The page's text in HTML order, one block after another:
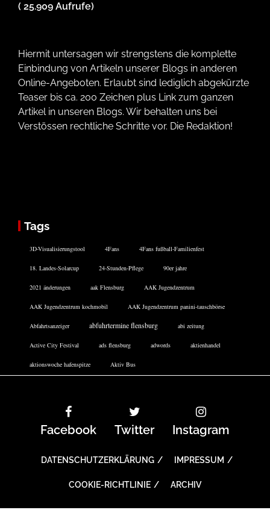
( 25.909 Aufrufe)
Hiermit untersagen wir strengstens die komplette
Einbindung von Artikeln unserer Blogs in anderen
Online-Angeboten. Erlaubt sind lediglich abgekürzte
Teaser bis ca. 200 Zeichen plus Link zum ganzen
Artikel in unseren Blogs. Wir behalten uns bei
Verstössen rechtliche Schritte vor. Die Redaktion!
Tags
3D-Visualisierungstool 4Fans 4Fans fußball-Familienfest
18. Landes-Solarcup 24-Stunden-Pflege 90er jahre
2021 änderungen aak Flensburg AAK Jugendzentrum
AAK Jugendzentrum kochmobil AAK Jugendzentrum panini-tauschbörse
Abfahrtsanzeiger abfuhrtermine flensburg abi zeitung
Active City Festival ads flensburg adwords aktienhandel
aktionswoche hafenspitze Aktiv Bus
Facebook Twitter Instagram
DATENSCHUTZERKLÄRUNG IMPRESSUM
COOKIE-RICHTLINIE ARCHIV